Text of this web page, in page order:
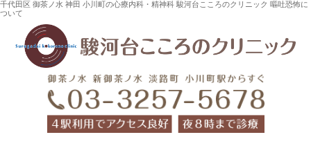
千代田区 御茶ノ水 神田 小川町の心療内科・精神科 駿河台こころのクリニック 嘔吐恐怖に
ついて